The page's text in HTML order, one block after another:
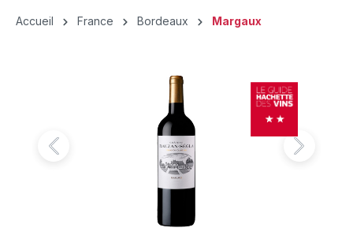
Accueil France Bordeaux Margaux